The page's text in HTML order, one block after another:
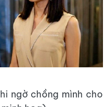
ngờ chồng mình cho